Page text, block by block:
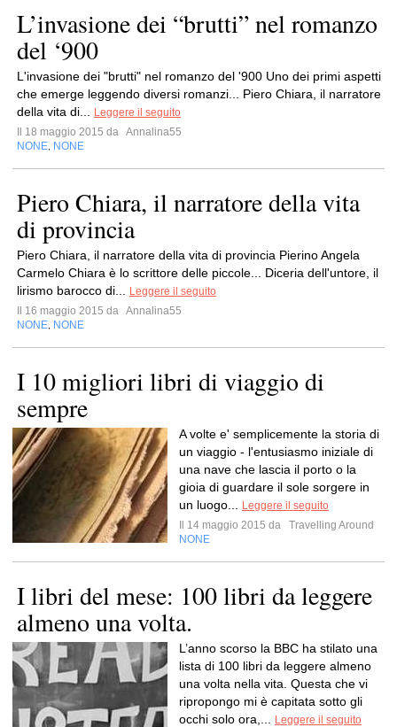
L’invasione dei “brutti” nel romanzo
del ‘900
L'invasione dei "brutti" nel romanzo del '900 Uno dei primi aspetti
che emerge leggendo diversi romanzi... Piero Chiara, il narratore
della vita di...
Leggere il seguito
Il 18 maggio 2015 da Annalina55
NONE NONE
Piero Chiara, il narratore della vita
di provincia
Piero Chiara, il narratore della vita di provincia Pierino Angela
Carmelo Chiara è lo scrittore delle piccole... Diceria dell'untore, il
lirismo barocco di...
Leggere il seguito
Il 16 maggio 2015 da Annalina55
NONE NONE
I 10 migliori libri di viaggio di
sempre
A volte e' semplicemente la storia di
un viaggio - l'entusiasmo iniziale di
una nave che lascia il porto o la
gioia di guardare il sole sorgere in
un luogo...
Leggere il seguito
Il 14 maggio 2015 da
Travelling Around
NONE
I libri del mese: 100 libri da leggere
almeno una volta.
L’anno scorso la BBC ha stilato una
lista di 100 libri da leggere almeno
una volta nella vita. Questa che vi
ripropongo mi è capitata sotto gli
occhi solo ora,...
Leggere il seguito